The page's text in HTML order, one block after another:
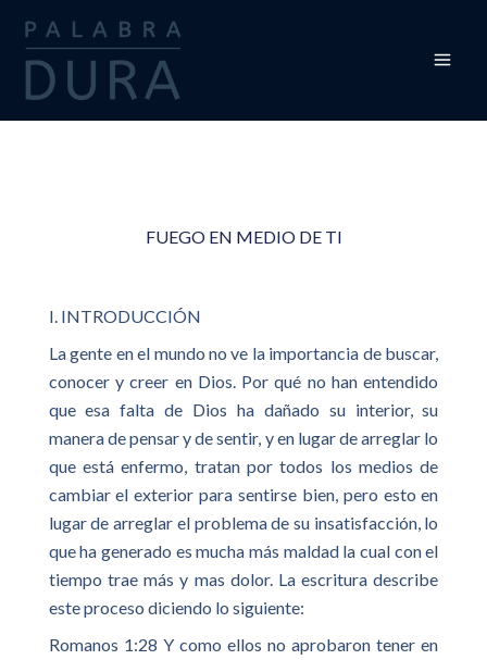
contenido
FUEGO EN MEDIO DE TI
I. INTRODUCCIÓN
La gente en el mundo no ve la importancia de buscar,
conocer y creer en Dios. Por qué no han entendido
que esa falta de Dios ha dañado su interior, su
manera de pensar y de sentir, y en lugar de arreglar lo
que está enfermo, tratan por todos los medios de
cambiar el exterior para sentirse bien, pero esto en
lugar de arreglar el problema de su insatisfacción, lo
que ha generado es mucha más maldad la cual con el
tiempo trae más y mas dolor. La escritura describe
este proceso diciendo lo siguiente:
Romanos 1:28 Y como ellos no aprobaron tener en